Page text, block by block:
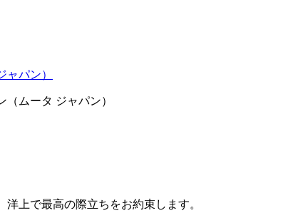
ムータ ジャパン）
上で最高の際立ちをお約束します。